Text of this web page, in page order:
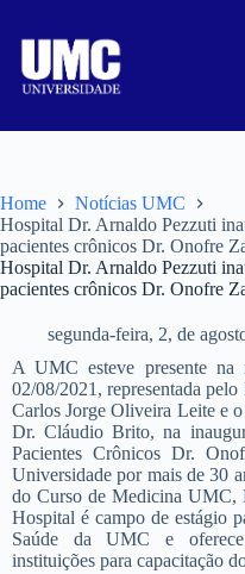
Home
Notícias UMC
Hospital Dr. Arnaldo Pezzuti
pacientes crônicos Dr. Onofre
Hospital Dr. Arnaldo Pezzuti
pacientes crônicos Dr. Onofre
segunda-feira, 2, de
A UMC esteve presente na
02/08/2021, representada
Carlos Jorge Oliveira Leite e
Dr. Cláudio Brito, na
Pacientes Crônicos Dr.
Universidade por mais de 30
do Curso de Medicina UMC,
Hospital é campo de estágio
Saúde da UMC e
instituições para capacitação